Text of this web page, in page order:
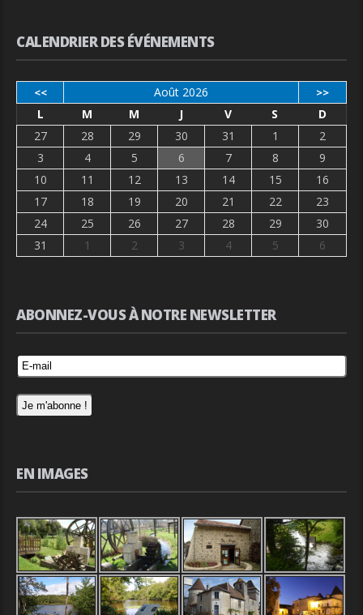
CALENDRIER DES ÉVÉNEMENTS
<< Août 2026 >>
L M M J V S
D
27
28 29 30 31 1
2
3
4 5 6 7 8
9
10
11 12 13 14 15
16
17
18 19 20 21 22
23
24
25 26 27 28 29
30
31
1 2 3 4 5 6
ABONNEZ-VOUS À NOTRE NEWSLETTER
EN IMAGES